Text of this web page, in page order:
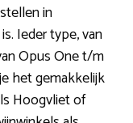
in
Ieder type, van
Opus One t/m
het gemakkelijk
Hoogvliet of